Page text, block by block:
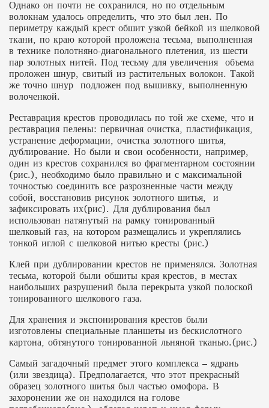
Однако он почти не сохранился, но по отдельным
волокнам удалось определить, что это был лен. По
периметру каждый крест обшит узкой бейкой из шелковой
ткани, по краю которой проложена тесьма, выполненная
в технике полотняно-диагонального плетения, из шести
пар золотных нитей. Под тесьму для увеличения объема
проложен шнур, свитый из растительных волокон. Такой
же точно шнур подложен под вышивку, выполненную
волоченкой.
Реставрация крестов проводилась по той же схеме, что и
реставрация пелены: первичная очистка, пластификация,
устранение деформации, очистка золотного шитья,
дублирование. Но были и свои особенности, например,
один из крестов сохранился во фрагментарном состоянии
(рис.), необходимо было правильно и с максимальной
точностью соединить все разрозненные части между
собой, восстановив рисунок золотного шитья, и
зафиксировать их(рис). Для дублирования был
использован натянутый на рамку тонированный
шелковый газ, на котором размещались и укреплялись
тонкой иглой с шелковой нитью кресты (рис.)
Клей при дублировании крестов не применялся. Золотная
тесьма, которой были обшиты края крестов, в местах
наибольших разрушений была перекрыта узкой полоской
тонированного шелкового газа.
Для хранения и экспонирования крестов были
изготовлены специальные планшеты из бескислотного
картона, обтянутого тонированной льняной тканью.(рис.)
Самый загадочный предмет этого комплекса – ядрань
(или звездица). Предполагается, что этот прекрасный
образец золотного шитья был частью омофора. В
захоронении же он находился на голове